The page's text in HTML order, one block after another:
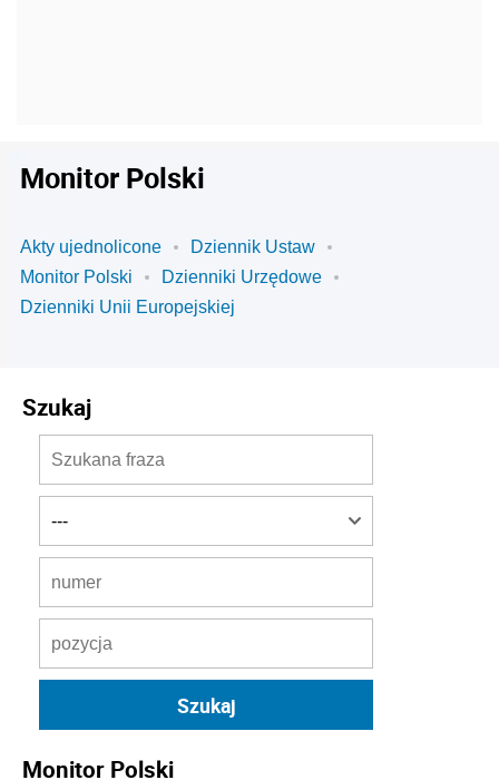
Monitor Polski
Akty ujednolicone
Dziennik Ustaw
Monitor Polski
Dzienniki Urzędowe
Dzienniki Unii Europejskiej
Szukaj
Monitor Polski